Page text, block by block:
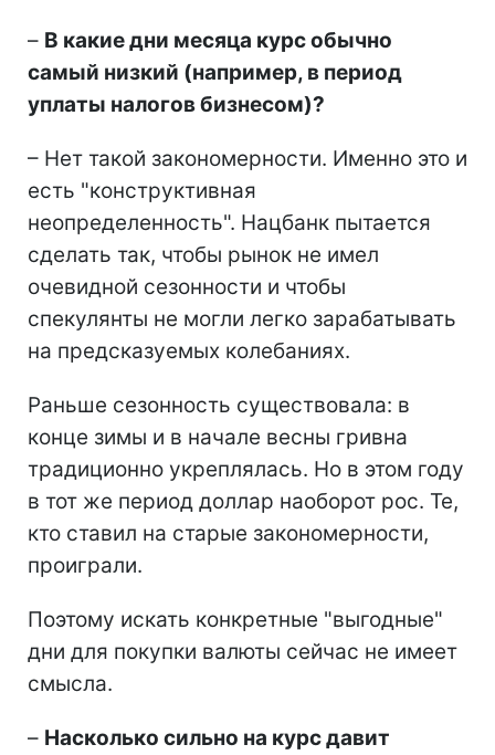
– В какие дни месяца курс обычно
самый низкий (например, в период
уплаты налогов бизнесом)?
– Нет такой закономерности. Именно это и
есть "конструктивная
неопределенность". Нацбанк пытается
сделать так, чтобы рынок не имел
очевидной сезонности и чтобы
спекулянты не могли легко зарабатывать
на предсказуемых колебаниях.
Раньше сезонность существовала: в
конце зимы и в начале весны гривна
традиционно укреплялась. Но в этом году
в тот же период доллар наоборот рос. Те,
кто ставил на старые закономерности,
проиграли.
Поэтому искать конкретные "выгодные"
дни для покупки валюты сейчас не имеет
смысла.
– Насколько сильно на курс давит